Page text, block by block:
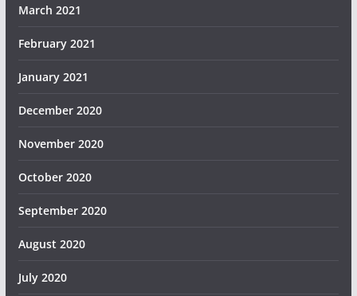
March 2021
February 2021
January 2021
December 2020
November 2020
October 2020
September 2020
August 2020
July 2020